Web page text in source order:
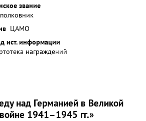
звание
полковник
ЦАМО
ист. информации
награждений
над Германией в Великой
1941–1945 гг.»